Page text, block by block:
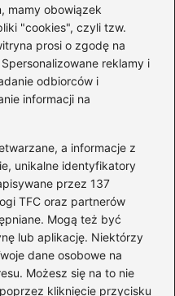
mamy obowiązek
"cookies", czyli tzw.
prosi o zgodę na
reklamy i
odbiorców i
informacji na
a informacje z
unikalne identyfikatory
przez 137
TFC oraz partnerów
Mogą też być
lub aplikację. Niektórzy
dane osobowe na
Możesz się na to nie
kliknięcie przycisku
kupować
dla
właścicieli